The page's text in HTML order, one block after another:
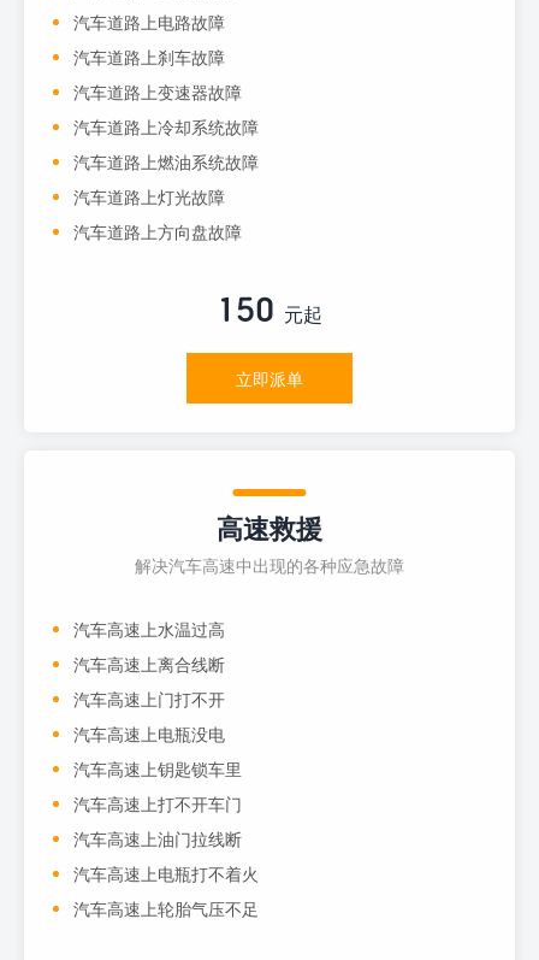
汽车道路上电路故障
汽车道路上刹车故障
汽车道路上变速器故障
汽车道路上冷却系统故障
汽车道路上燃油系统故障
汽车道路上灯光故障
汽车道路上方向盘故障
150 元起
立即派单
高速救援
解决汽车高速中出现的各种应急故障
汽车高速上水温过高
汽车高速上离合线断
汽车高速上门打不开
汽车高速上电瓶没电
汽车高速上钥匙锁车里
汽车高速上打不开车门
汽车高速上油门拉线断
汽车高速上电瓶打不着火
汽车高速上轮胎气压不足